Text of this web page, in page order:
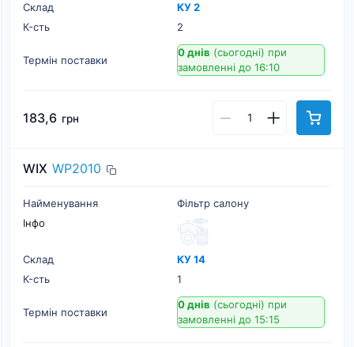
Склад
КУ 2
К-cть
2
Термін поставки
0 днів (сьогодні) при
замовленні до 16:10
183,6 грн
WIX WP2010
Найменування
Фільтр салону
Інфо
Склад
КУ 14
К-cть
1
Термін поставки
0 днів (сьогодні) при
замовленні до 15:15